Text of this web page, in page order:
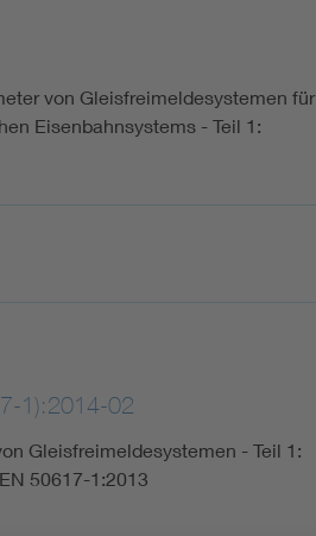
von Gleisfreimeldesystemen für
Eisenbahnsystems - Teil 1:
1):2014-02
Gleisfreimeldesystemen - Teil 1:
50617-1:2013